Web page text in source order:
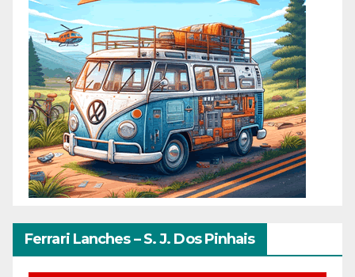
Ferrari Lanches – S. J. Dos Pinhais